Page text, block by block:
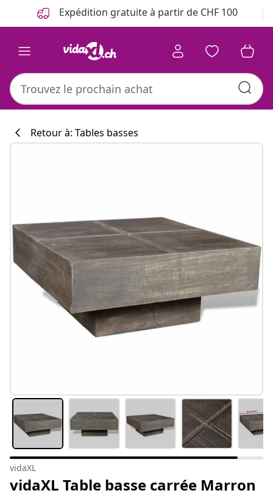
Précédent Expédition gratuite à partir de CHF 100
Retour à: Tables basses
vidaXL
vidaXL Table basse carrée Marron